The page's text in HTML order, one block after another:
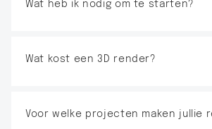
Wat heb ik nodig om te starten?
Wat kost een 3D render?
Voor welke projecten maken jullie